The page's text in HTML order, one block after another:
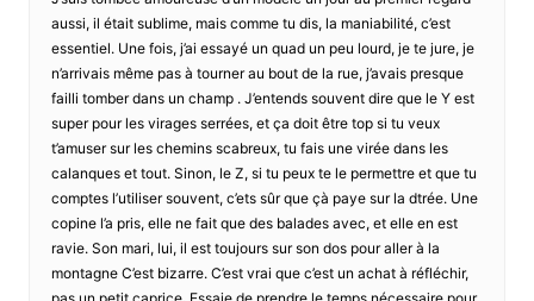
aussi, il était sublime, mais comme tu dis, la maniabilité, c’est
essentiel. Une fois, j’ai essayé un quad un peu lourd, je te jure, je
n’arrivais même pas à tourner au bout de la rue, j’avais presque
failli tomber dans un champ . J’entends souvent dire que le Y est
super pour les virages serrées, et ça doit être top si tu veux
t’amuser sur les chemins scabreux, tu fais une virée dans les
calanques et tout. Sinon, le Z, si tu peux te le permettre et que tu
comptes l’utiliser souvent, c’ets sûr que çà paye sur la dtrée. Une
copine l’a pris, elle ne fait que des balades avec, et elle en est
ravie. Son mari, lui, il est toujours sur son dos pour aller à la
montagne C’est bizarre. C’est vrai que c’est un achat à réfléchir,